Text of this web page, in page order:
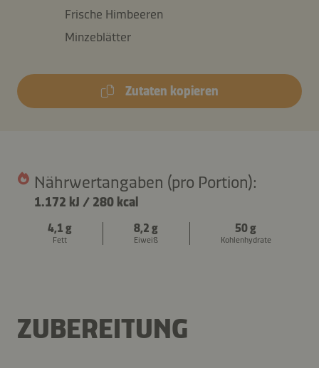
Frische Himbeeren
Minzeblätter
Zutaten kopieren
Nährwertangaben (pro Portion):
1.172 kJ / 280 kcal
4,1 g
Fett
8,2 g
Eiweiß
50 g
Kohlenhydrate
ZUBEREITUNG